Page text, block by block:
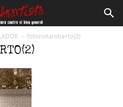
fotonotaroberto(2)